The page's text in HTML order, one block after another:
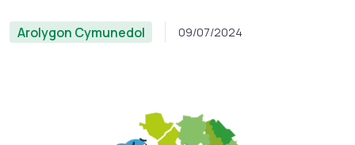
Arolygon Cymunedol 09/07/2024